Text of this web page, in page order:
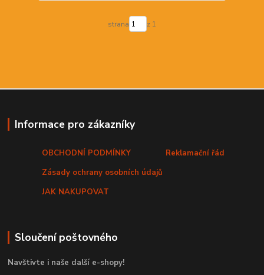
strana z 1
Informace pro zákazníky
OBCHODNÍ PODMÍNKY
Reklamační řád
Zásady ochrany osobních údajů
JAK NAKUPOVAT
Sloučení poštovného
Navštivte i naše další e-shopy!